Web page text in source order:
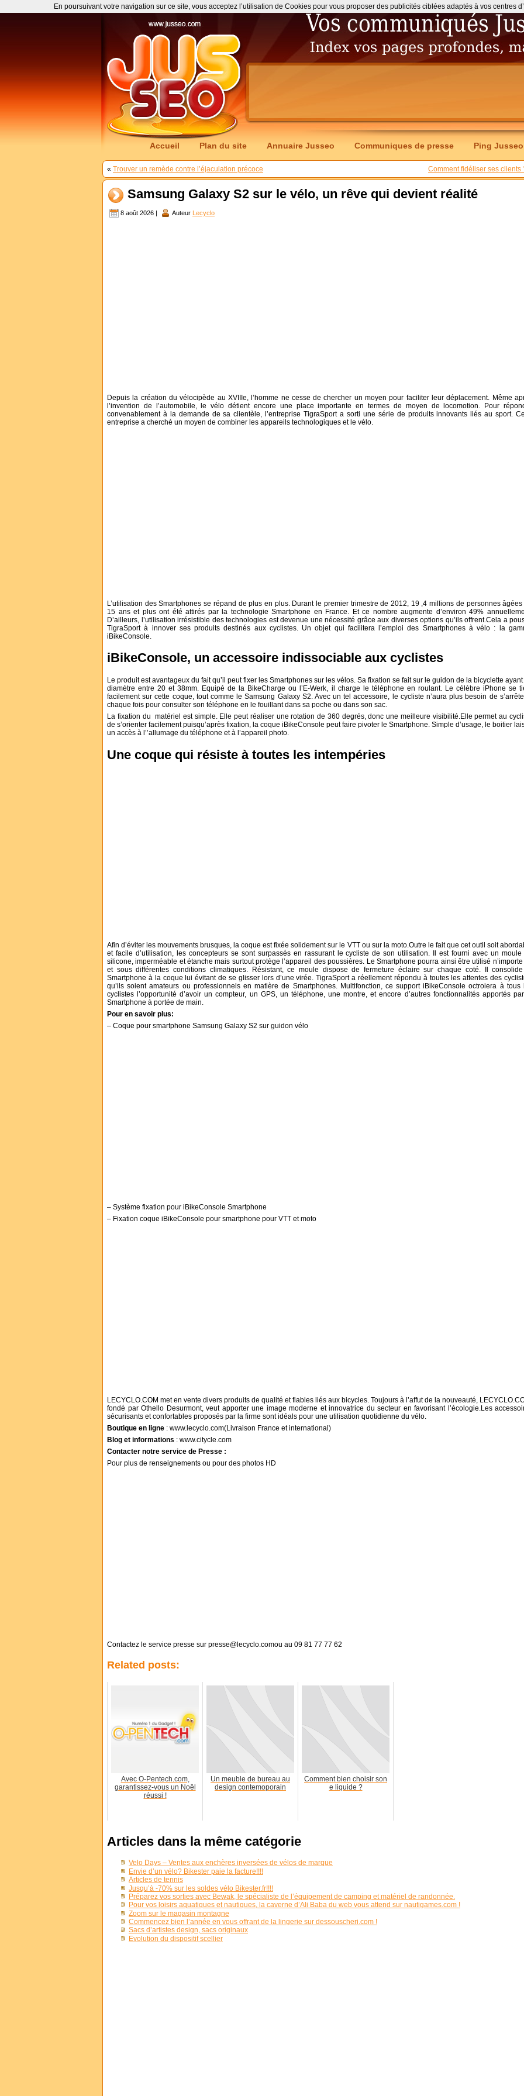
Accueil Plan du site Annuaire Jusseo Communiques de presse Ping Jusseo
« Trouver un remède contre l’éjaculation précoce Comment fidéliser ses clients
Samsung Galaxy S2 sur le vélo, un rêve qui devient réalité
8 août 2026 | Auteur Lecyclo
Depuis la création du vélocipède au XVIIIe, l’homme ne cesse de chercher un moyen pour faciliter leur déplacement. Même
l’invention de l’automobile, le vélo détient encore une place importante en termes de moyen de locomotion. Pour
convenablement à la demande de sa clientèle, l’entreprise TigraSport a sorti une série de produits innovants liés au sport.
entreprise a cherché un moyen de combiner les appareils technologiques et le vélo.
L’utilisation des Smartphones se répand de plus en plus. Durant le premier trimestre de 2012, 19 ,4 millions de personnes âgées
15 ans et plus ont été attirés par la technologie Smartphone en France. Et ce nombre augmente d’environ 49%
D’ailleurs, l’utilisation irrésistible des technologies est devenue une nécessité grâce aux diverses options qu’ils offrent.Cela a
TigraSport à innover ses produits destinés aux cyclistes. Un objet qui facilitera l’emploi des Smartphones à vélo : la
iBikeConsole.
iBikeConsole, un accessoire indissociable aux cyclistes
Le produit est avantageux du fait qu’il peut fixer les Smartphones sur les vélos. Sa fixation se fait sur le guidon de la bicyclette ayant
diamètre entre 20 et 38mm. Equipé de la BikeCharge ou l’E-Werk, il charge le téléphone en roulant. Le célèbre iPhone se
facilement sur cette coque, tout comme le Samsung Galaxy S2. Avec un tel accessoire, le cycliste n’aura plus besoin de
chaque fois pour consulter son téléphone en le fouillant dans sa poche ou dans son sac.
La fixation du matériel est simple. Elle peut réaliser une rotation de 360 degrés, donc une meilleure visibilité.Elle permet au
de s’orienter facilement puisqu’après fixation, la coque iBikeConsole peut faire pivoter le Smartphone. Simple d’usage, le boitier
un accès à l’’allumage du téléphone et à l’appareil photo.
Une coque qui résiste à toutes les intempéries
Afin d’éviter les mouvements brusques, la coque est fixée solidement sur le VTT ou sur la moto.Outre le fait que cet outil soit
et facile d’utilisation, les concepteurs se sont surpassés en rassurant le cycliste de son utilisation. Il est fourni avec un moule
silicone, imperméable et étanche mais surtout protège l’appareil des poussières. Le Smartphone pourra ainsi être utilisé n’importe
et sous différentes conditions climatiques. Résistant, ce moule dispose de fermeture éclaire sur chaque coté. Il
Smartphone à la coque lui évitant de se glisser lors d’une virée. TigraSport a réellement répondu à toutes les attentes des
qu’ils soient amateurs ou professionnels en matière de Smartphones. Multifonction, ce support iBikeConsole octroiera à tous
cyclistes l’opportunité d’avoir un compteur, un GPS, un téléphone, une montre, et encore d’autres fonctionnalités apportés
Smartphone à portée de main.
Pour en savoir plus:
– Coque pour smartphone Samsung Galaxy S2 sur guidon vélo
– Système fixation pour iBikeConsole Smartphone
– Fixation coque iBikeConsole pour smartphone pour VTT et moto
LECYCLO.COM met en vente divers produits de qualité et fiables liés aux bicycles. Toujours à l’affut de la nouveauté,
fondé par Othello Desurmont, veut apporter une image moderne et innovatrice du secteur en favorisant l’écologie.Les
sécurisants et confortables proposés par la firme sont idéals pour une utilisation quotidienne du vélo.
Boutique en ligne : www.lecyclo.com(Livraison France et international)
Blog et informations : www.citycle.com
Contacter notre service de Presse :
Pour plus de renseignements ou pour des photos HD
Contactez le service presse sur presse@lecyclo.comou au 09 81 77 77 62
Related posts:
Avec O-Pentech.com,
garantissez-vous un Noël
réussi !
Un meuble de bureau au
design contemoporain
Comment bien choisir son
e liquide ?
Articles dans la même catégorie
Velo Days – Ventes aux enchères inversées de vélos de marque
Envie d’un vélo? Bikester paie la facture!!!!
Articles de tennis
Jusqu’à -70% sur les soldes vélo Bikester.fr!!!!
Préparez vos sorties avec Bewak, le spécialiste de l’équipement de camping et matériel de randonnée.
Pour vos loisirs aquatiques et nautiques, la caverne d’Ali Baba du web vous attend sur nautigames.com !
Zoom sur le magasin montagne
Commencez bien l’année en vous offrant de la lingerie sur dessouscheri.com !
Sacs d’artistes design, sacs originaux
Evolution du dispositif scellier
En poursuivant votre navigation sur ce site, vous acceptez l’utilisation de Cookies pour vous proposer des publicités ciblées adaptés à vos centres